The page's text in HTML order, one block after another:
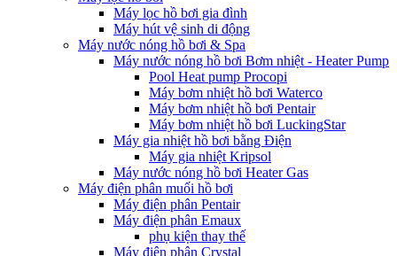
Máy lọc hồ bơi gia đình
Máy hút vệ sinh di động
Máy nước nóng hồ bơi & Spa
Máy nước nóng hồ bơi Bơm nhiệt - Heater Pump
Pool Heat pump Procopi
Máy bơm nhiệt hồ bơi Waterco
Máy bơm nhiệt hồ bơi Pentair
Máy bơm nhiệt hồ bơi LuckingStar
Máy gia nhiệt hồ bơi bằng Điện
Máy gia nhiệt Kripsol
Máy nước nóng hồ bơi Heater Gas
Máy điện phân muối hồ bơi
Máy điện phân Pentair
Máy điện phân Emaux
phụ kiện thay thế
Máy điện phân Crystal